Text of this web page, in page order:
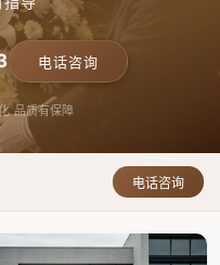
电话咨询
品质有保障
电话咨询